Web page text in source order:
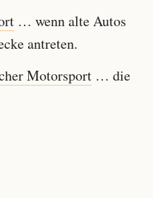
… wenn alte Autos
antreten.
Motorsport… die